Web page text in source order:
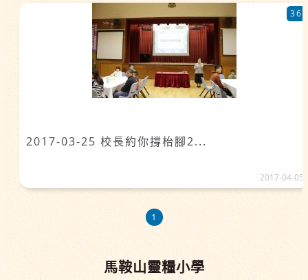
2017-03-25 校長約你撐枱腳2...
36
2017-04-05
1
馬鞍山靈糧小學